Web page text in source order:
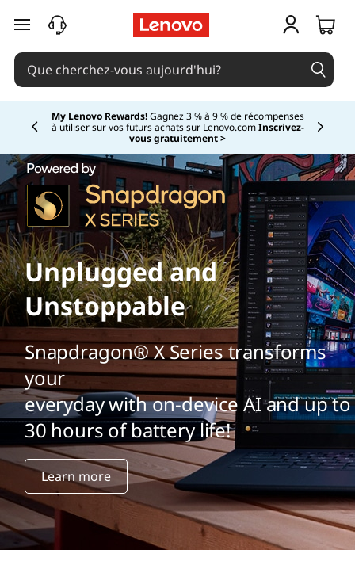
Q
u
s
t
-
c
e
q
u
e
l
e
d
o
passer au contenu principal
My Lenovo Rewards!Gagnez 3 % à 9 % de récompenses
à utiliser sur vos futurs achats sur Lenovo.comInscrivez-
vous gratuitement >Currently displaying item 2 of
Unplugged and
Unstoppable
Snapdragon® X Series transforms
your
everyday with on-device AI and up to
30 hours of battery life!
Learn more